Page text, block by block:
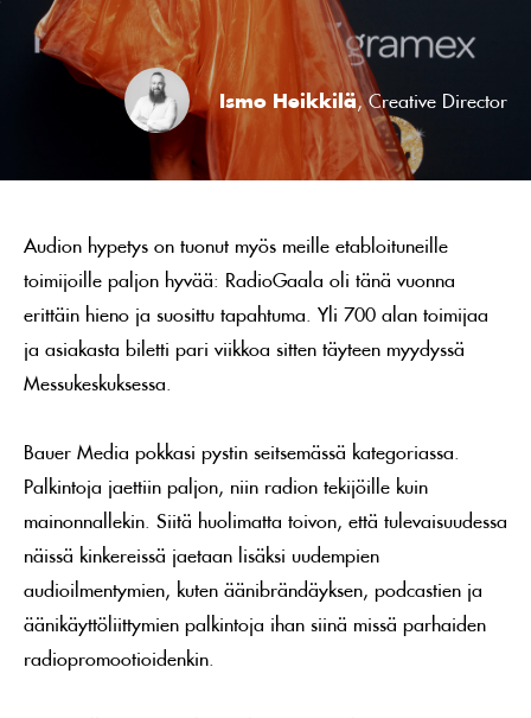
Ismo Heikkilä, Creative Director
Audion hypetys on tuonut myös meille etabloituneille
toimijoille paljon hyvää: RadioGaala oli tänä vuonna
erittäin hieno ja suosittu tapahtuma. Yli 700 alan toimijaa
ja asiakasta biletti pari viikkoa sitten täyteen myydyssä
Messukeskuksessa.
Bauer Media pokkasi pystin seitsemässä kategoriassa.
Palkintoja jaettiin paljon, niin radion tekijöille kuin
mainonnallekin. Siitä huolimatta toivon, että tulevaisuudessa
näissä kinkereissä jaetaan lisäksi uudempien
audioilmentymien, kuten äänibrändäyksen, podcastien ja
äänikäyttöliittymien palkintoja ihan siinä missä parhaiden
radiopromootioidenkin.